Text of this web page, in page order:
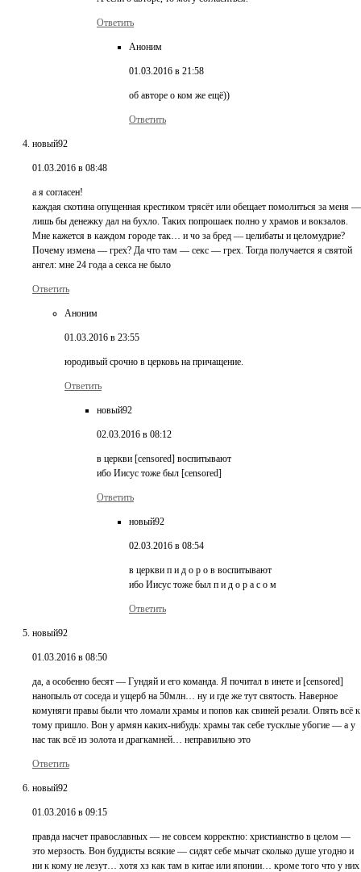
Ответить
Аноним
01.03.2016 в 21:58
об авторе о ком же ещё))
Ответить
новый92
01.03.2016 в 08:48
а я согласен!
каждая скотина опущенная крестиком трясёт или обещает помолиться за меня —
лишь бы денежку дал на бухло. Таких попрошаек полно у храмов и вокзалов.
Мне кажется в каждом городе так… и чо за бред — целибаты и целомудрие?
Почему измена — грех? Да что там — секс — грех. Тогда получается я святой
ангел: мне 24 года а секса не было
Ответить
Аноним
01.03.2016 в 23:55
юродивый срочно в церковь на причащение.
Ответить
новый92
02.03.2016 в 08:12
в церкви [censored] воспитывают
ибо Иисус тоже был [censored]
Ответить
новый92
02.03.2016 в 08:54
в церкви п и д о р о в воспитывают
ибо Иисус тоже был п и д о р а с о м
Ответить
новый92
01.03.2016 в 08:50
да, а особенно бесят — Гундяй и его команда. Я почитал в инете и [censored]
нанопыль от соседа и ущерб на 50млн… ну и где же тут святость. Наверное
комуняги правы были что ломали храмы и попов как свиней резали. Опять всё к
тому пришло. Вон у армян каких-нибудь: храмы так себе тусклые убогие — а у
нас так всё из золота и драгкамней… неправильно это
Ответить
новый92
01.03.2016 в 09:15
правда насчет православных — не совсем корректно: христианство в целом —
это мерзость. Вон буддисты всякие — сидят себе мычат сколько душе угодно и
ни к кому не лезут… хотя хз как там в китае или японии… кроме того что у них